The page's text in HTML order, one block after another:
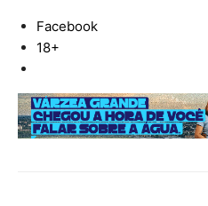
Facebook
18+